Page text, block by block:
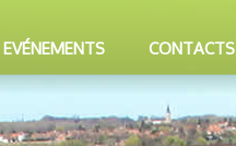
EVÉNEMENTS CONTACTS